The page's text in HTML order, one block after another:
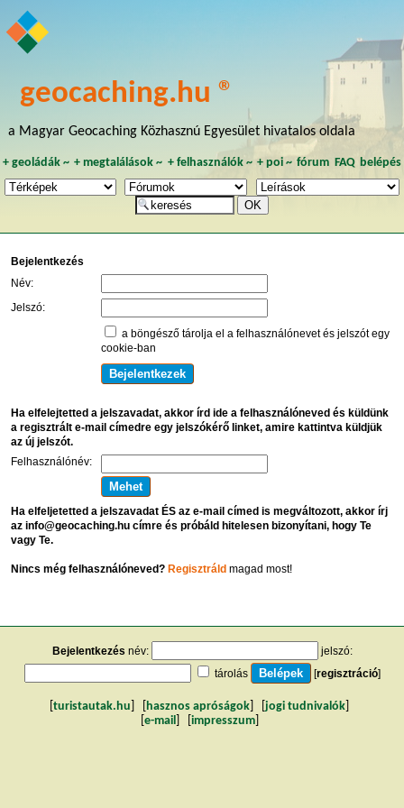
geocaching.hu ®
a Magyar Geocaching Közhasznú Egyesület hivatalos oldala
+ geoládák~ +megtalálások ~ + felhasználók~ + poi~ fórum FAQ belépés
Bejelentkezés
Név:
Jelszó:
a böngésző tárolja el a felhasználónevet és jelszót egy
cookie-ban
Ha elfelejtetted a jelszavadat, akkor írd ide a felhasználóneved és küldünk
a regisztrált e-mail címedre egy jelszókérő linket, amire kattintva küldjük
az új jelszót.
Felhasználónév:
Ha elfeljetetted a jelszavadat ÉS az e-mail címed is megváltozott, akkor írj
az info@geocaching.hu címre és próbáld hitelesen bizonyítani, hogy Te
vagy Te.
Nincs még felhasználóneved? Regisztráldmagad most!
Bejelentkezés név:
jelszó:
tárolás
[regisztráció]
turistautak.hu hasznos apróságok jogi tudnivalók
e-mail impresszum]